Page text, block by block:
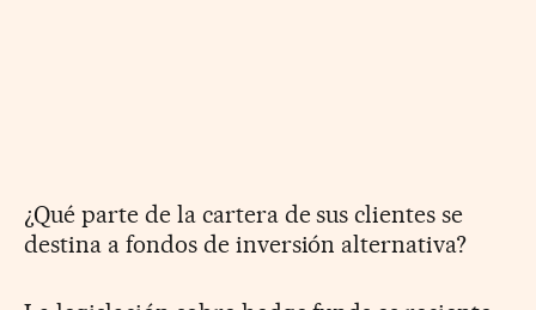
¿Qué parte de la cartera de sus clientes se
destina a fondos de inversión alternativa?